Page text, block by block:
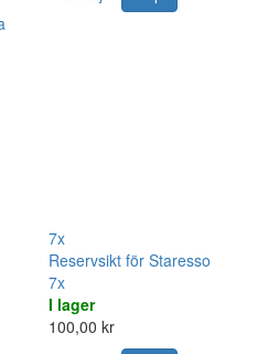
7x
Reservsikt för Staresso
7x
I lager
100,00 kr